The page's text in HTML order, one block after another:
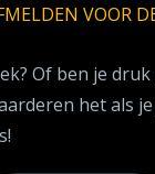
VOOR
Of ben je
het als